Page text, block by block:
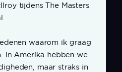
tijdens The Masters
waarom ik graag
In Amerika hebben we
maar straks in